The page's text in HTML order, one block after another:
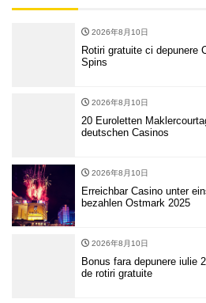
2026年8月10日
Rotiri gratuite ci depunere
Spins
2026年8月10日
20 Euroletten
deutschen Casinos
2026年8月10日
Erreichbar Casino unter
bezahlen Ostmark 2025
2026年8月10日
Bonus fara depunere iulie
de rotiri gratuite